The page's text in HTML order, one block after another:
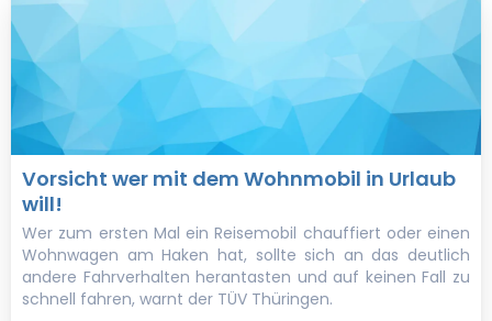
Vorsicht wer mit dem Wohnmobil in Urlaub
will!
Wer zum ersten Mal ein Reisemobil chauffiert oder einen
Wohnwagen am Haken hat, sollte sich an das deutlich
andere Fahrverhalten herantasten und auf keinen Fall zu
schnell fahren, warnt der TÜV Thüringen.